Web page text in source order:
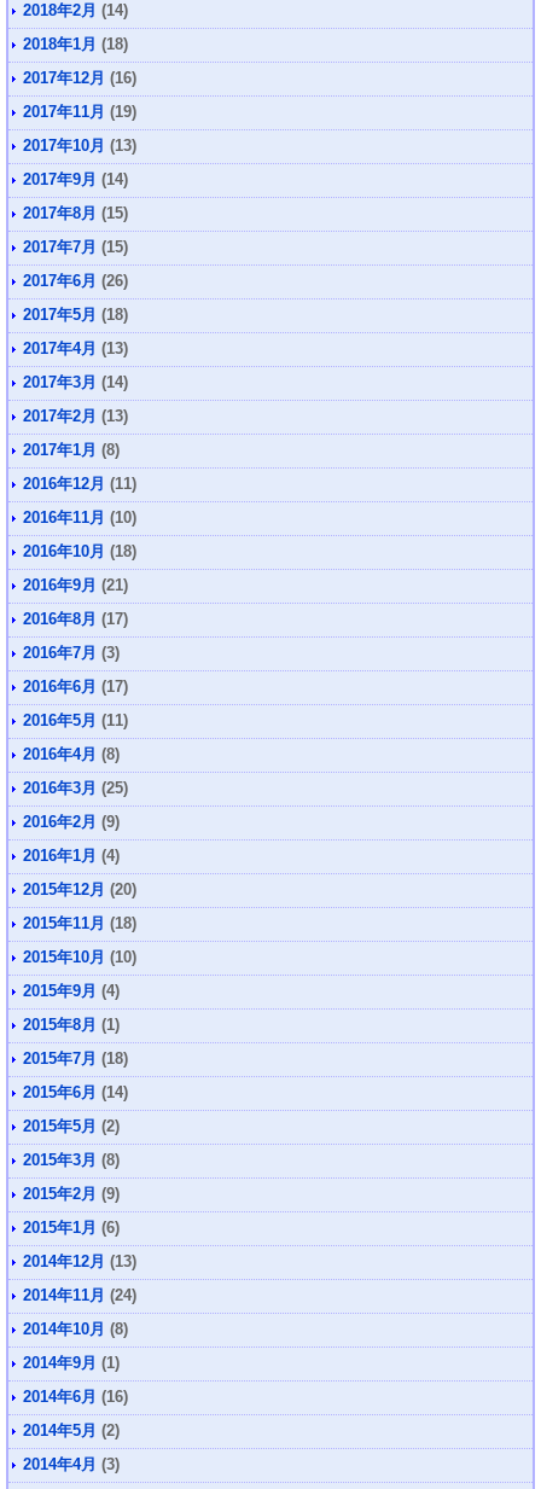
2018年2月 (14)
2018年1月 (18)
2017年12月 (16)
2017年11月 (19)
2017年10月 (13)
2017年9月 (14)
2017年8月 (15)
2017年7月 (15)
2017年6月 (26)
2017年5月 (18)
2017年4月 (13)
2017年3月 (14)
2017年2月 (13)
2017年1月 (8)
2016年12月 (11)
2016年11月 (10)
2016年10月 (18)
2016年9月 (21)
2016年8月 (17)
2016年7月 (3)
2016年6月 (17)
2016年5月 (11)
2016年4月 (8)
2016年3月 (25)
2016年2月 (9)
2016年1月 (4)
2015年12月 (20)
2015年11月 (18)
2015年10月 (10)
2015年9月 (4)
2015年8月 (1)
2015年7月 (18)
2015年6月 (14)
2015年5月 (2)
2015年3月 (8)
2015年2月 (9)
2015年1月 (6)
2014年12月 (13)
2014年11月 (24)
2014年10月 (8)
2014年9月 (1)
2014年6月 (16)
2014年5月 (2)
2014年4月 (3)